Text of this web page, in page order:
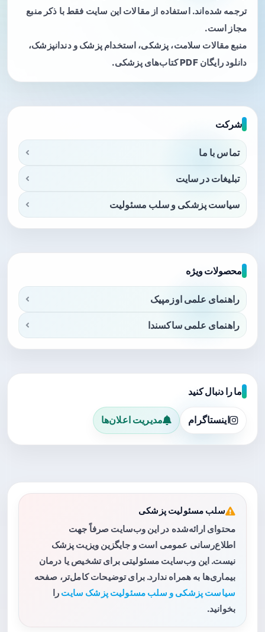
ترجمه شده‌اند. استفاده از مقالات این سایت فقط با ذکر منبع
مجاز است.
منبع مقالات سلامت، پزشکی، استخدام پزشک و دندانپزشک،
دانلود رایگان PDF کتاب‌های پزشکی.
شرکت
تماس با ما
تبلیغات در سایت
سیاست پزشکی و سلب مسئولیت
محصولات ویژه
راهنمای علمی اوزمپیک
راهنمای علمی ساکسندا
ما را دنبال کنید
اینستاگرام مدیریت اعلان‌ها
سلب مسئولیت پزشکی
محتوای ارائه‌شده در این وب‌سایت صرفاً جهت
اطلاع‌رسانی عمومی است و جایگزین ویزیت پزشک
نیست. این وب‌سایت مسئولیتی برای تشخیص یا درمان
بیماری‌ها به همراه ندارد. برای توضیحات کامل‌تر، صفحه
سیاست پزشکی و سلب مسئولیت پزشک سایت را
بخوانید.